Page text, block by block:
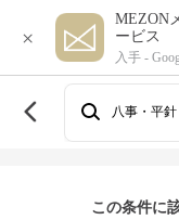
×
MEZON
ービス
入手 -
八事・平
この条件に